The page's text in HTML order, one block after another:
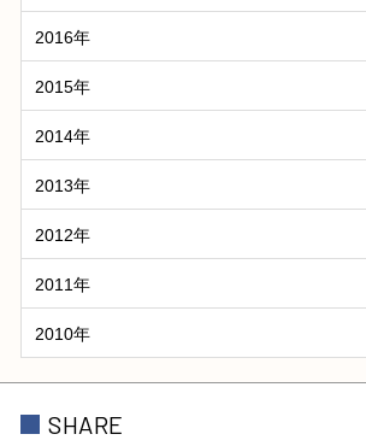
2016年
2015年
2014年
2013年
2012年
2011年
2010年
SHARE